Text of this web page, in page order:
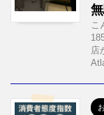
こ
店